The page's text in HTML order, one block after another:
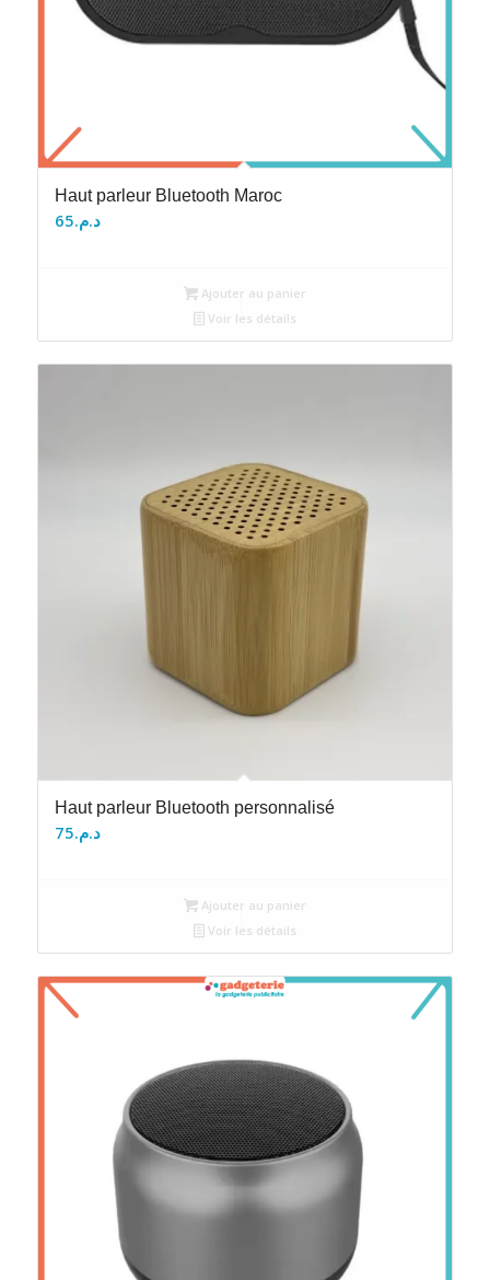
Haut parleur Bluetooth Maroc
د.م.65
Ajouter au panier
Voir les détails
Haut parleur Bluetooth personnalisé
د.م.75
Ajouter au panier
Voir les détails